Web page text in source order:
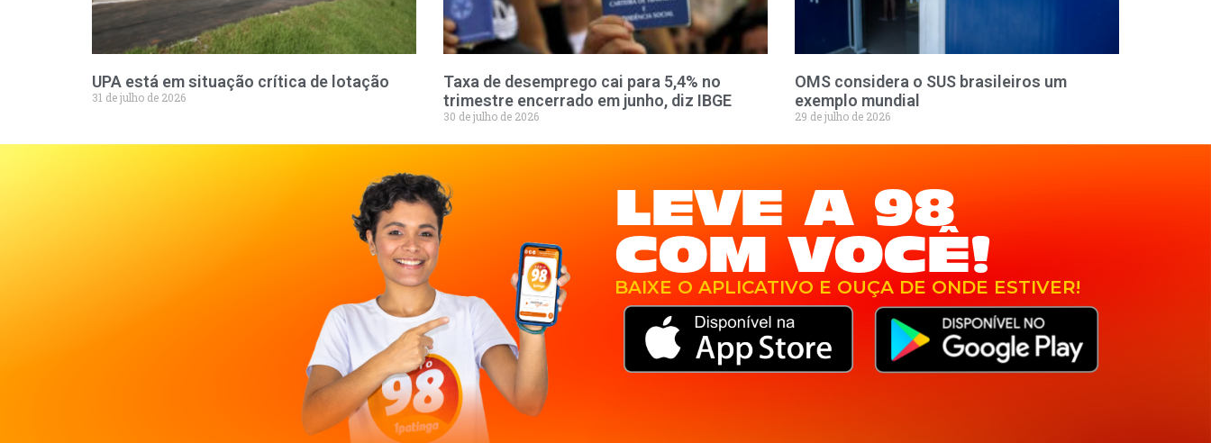
UPA está em situação crítica de lotação
31 de julho de 2026
Taxa de desemprego cai para 5,4% no
trimestre encerrado em junho, diz IBGE
30 de julho de 2026
OMS considera o SUS brasileiros um
exemplo mundial
29 de julho de 2026
LEVE A 98
COM VOCÊ!
BAIXE O APLICATIVO E OUÇA DE ONDE ESTIVER!